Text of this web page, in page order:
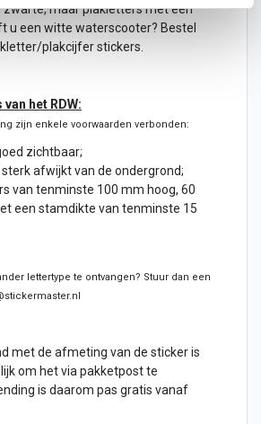
zwarte, maar plakletters met een
u een witte waterscooter? Bestel
plakcijferstickers.
het RDW:
zijn enkele voorwaarden verbonden:
zichtbaar;
sterk afwijkt van de ondergrond;
van tenminste 100 mm hoog, 60
een stamdikte van tenminste 15
lettertype te ontvangen? Stuur dan een
met de afmeting van de sticker is
om het via pakketpost te
is daarom pas gratis vanaf